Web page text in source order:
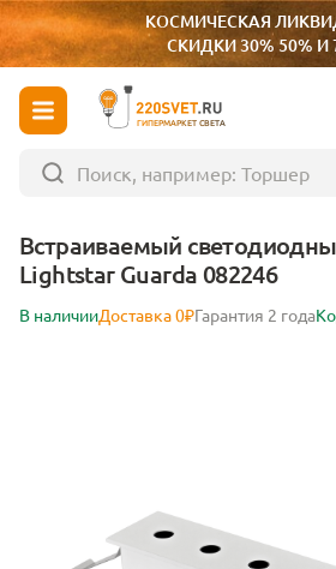
КОСМИЧЕСКАЯ
СКИДКИ 30% 50% И
ГИПЕРМАРКЕТ СВЕТА
Встраиваемый
Lightstar Guarda 082246
В наличииДоставка 0₽Гарантия 2 года